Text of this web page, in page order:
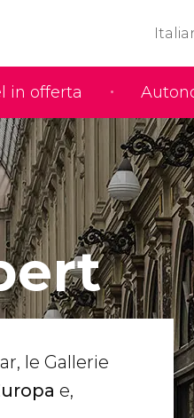
in offerta
le Gallerie
e,